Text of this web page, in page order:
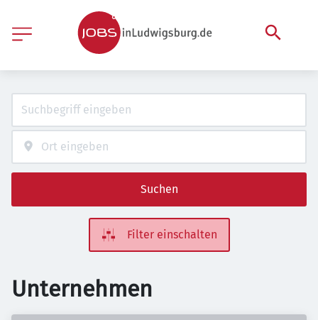
Suchen
Filter einschalten
Unternehmen